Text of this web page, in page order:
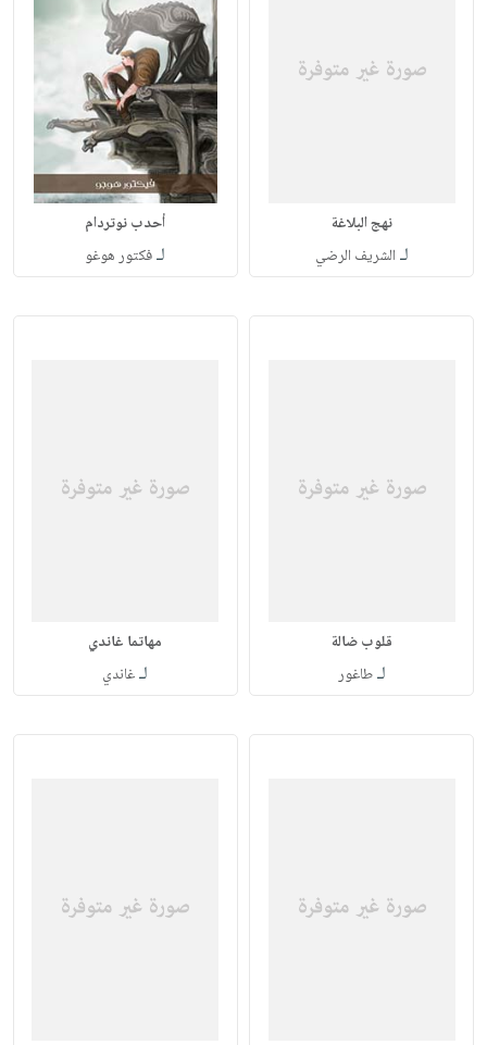
نهج البلاغة
لـ الشريف الرضي
أحدب نوتردام
لـفكتور هوغو
قلوب ضالة
لـطاغور
مهاتما غاندي
لـغاندي